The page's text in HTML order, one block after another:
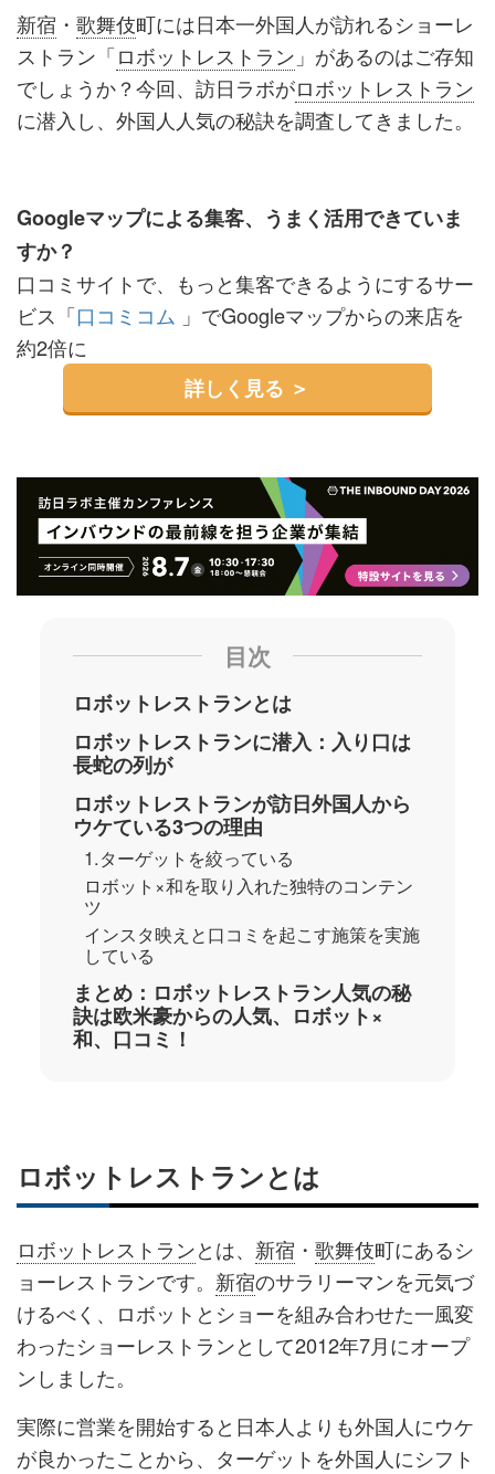
加
新宿 ・ 歌舞伎町には日本一外国人が訪れるショーレ
ストラン「ロボットレストラン 」があるのはご存知
でしょうか？今回、訪日ラボがロボットレストラン
に潜入し、外国人人気の秘訣を調査してきました。
Googleマップによる集客、うまく活用できていま
すか？
口コミサイトで、もっと集客できるようにするサー
ビス「口コミコム 」でGoogleマップからの来店を
約2倍に
詳しく見る ＞
目次
ロボットレストランとは
ロボットレストランに潜入：入り口は
長蛇の列が
ロボットレストランが訪日外国人から
ウケている3つの理由
1.ターゲットを絞っている
ロボット×和を取り入れた独特のコンテン
ツ
インスタ映えと口コミを起こす施策を実施
している
まとめ：ロボットレストラン人気の秘
訣は欧米豪からの人気、ロボット×
和、口コミ！
ロボットレストランとは
ロボットレストランとは、 新宿 ・ 歌舞伎町にあるシ
ョーレストランです。 新宿のサラリーマンを元気づ
けるべく、ロボットとショーを組み合わせた一風変
わったショーレストランとして2012年7月にオープ
ンしました。
実際に営業を開始すると日本人よりも外国人にウケ
が良かったことから、ターゲットを外国人にシフト